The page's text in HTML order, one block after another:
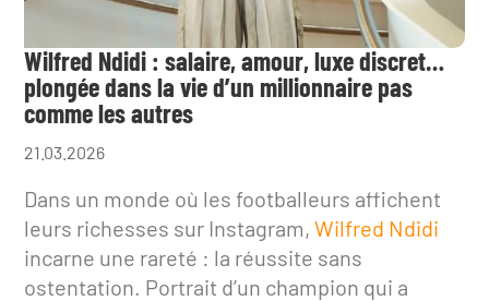
Wilfred Ndidi : salaire, amour, luxe discret…
plongée dans la vie d’un millionnaire pas
comme les autres
21.03.2026
Dans un monde où les footballeurs affichent
leurs richesses sur Instagram,Wilfred Ndidi
incarne une rareté : la réussite sans
ostentation. Portrait d’un champion qui a